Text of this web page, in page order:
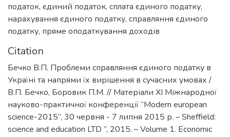
податок, єдиний податок, сплата єдиного податку,
нарахування єдиного податку, справляння єдиного
податку, пряме оподаткування доходів
Citation
Бечко В.П. Проблеми справляння єдиного податку в
Україні та напрями їх вирішення в сучасних умовах /
В.П. Бечко, Боровик П.М. // Матеріали ХІ Міжнародної
науково-практичної конференції “Modern european
science-2015”, 30 червня - 7 липня 2015 р. – Sheffield:
science and education LTD ”, 2015. – Volume 1. Economic